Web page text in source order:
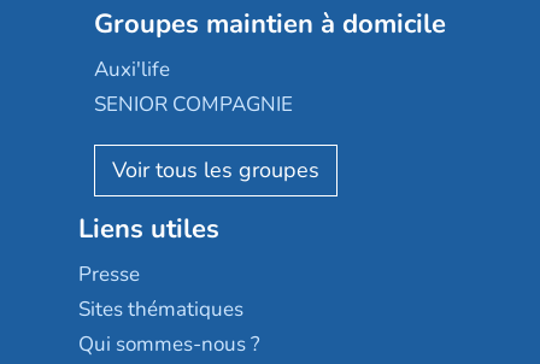
Les jardins d'Arcadie
Occitalia
Appartseniors
Reseda
Stella management
Les villages d'or
Sérénys
Résidences services Villa Médicis
Groupe SOS
Le Noble Âge
Almage
Résidalya
Groupe aplus
Groupes maintien à domicile
Auxi'life
SENIOR COMPAGNIE
AGE D'OR Services
Liens utiles
Presse
Sites thématiques
Qui sommes-nous ?